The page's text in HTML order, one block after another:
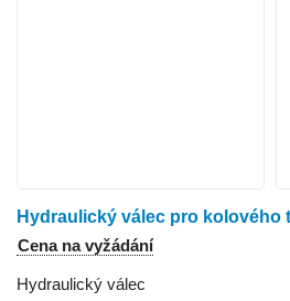
Cena na vyžádání
Hydraulický válec